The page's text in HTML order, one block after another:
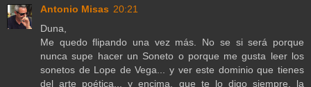
Antonio Misas 20:21
Duna,
Me quedo flipando una vez más. No se si será porque
nunca supe hacer un Soneto o porque me gusta leer los
sonetos de Lope de Vega... y ver este dominio que tienes
del arte poética... y encima, que te lo digo siempre, la